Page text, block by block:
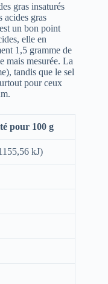
gras insaturés
acides gras
un bon point
elle en
1,5 gramme de
mais mesurée. La
tandis que le sel
pour ceux
pour 100 g
kJ)